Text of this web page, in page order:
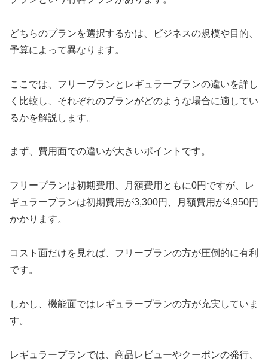
どちらのプランを選択するかは、ビジネスの規模や目的、
予算によって異なります。
ここでは、フリープランとレギュラープランの違いを詳し
く比較し、それぞれのプランがどのような場合に適してい
るかを解説します。
まず、費用面での違いが大きいポイントです。
フリープランは初期費用、月額費用ともに0円ですが、レ
ギュラープランは初期費用が3,300円、月額費用が4,950円
かかります。
コスト面だけを見れば、フリープランの方が圧倒的に有利
です。
しかし、機能面ではレギュラープランの方が充実していま
す。
レギュラープランでは、商品レビューやクーポンの発行、